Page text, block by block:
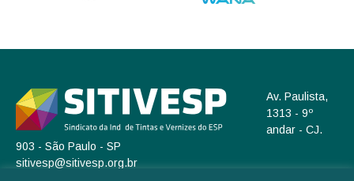
Av. Paulista,
1313 - 9º
andar - CJ.
903 - São Paulo - SP
sitivesp@sitivesp.org.br